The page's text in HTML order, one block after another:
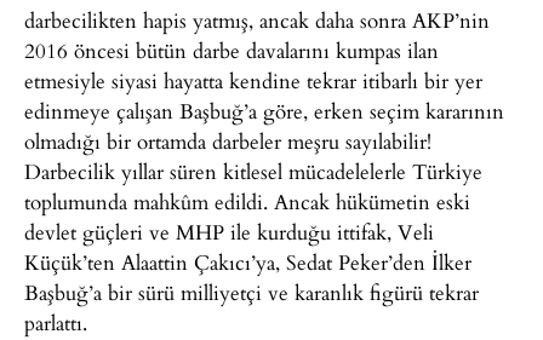
darbecilikten hapis yatmış, ancak daha sonra AKP’nin
2016 öncesi bütün darbe davalarını kumpas ilan
etmesiyle siyasi hayatta kendine tekrar itibarlı bir yer
edinmeye çalışan Başbuğ’a göre, erken seçim kararının
olmadığı bir ortamda darbeler meşru sayılabilir!
Darbecilik yıllar süren kitlesel mücadelelerle Türkiye
toplumunda mahkûm edildi. Ancak hükümetin eski
devlet güçleri ve MHP ile kurduğu ittifak, Veli
Küçük’ten Alaattin Çakıcı’ya, Sedat Peker’den İlker
Başbuğ’a bir sürü milliyetçi ve karanlık figürü tekrar
parlattı.